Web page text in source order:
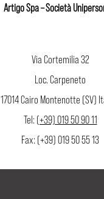
Artigo Spa – Società
Via Cortemilia 32
Loc. Carpeneto
17014 Cairo Montenotte (SV)
Tel: (+39) 019 50 90 11
Fax: (+39) 019 50 55 13